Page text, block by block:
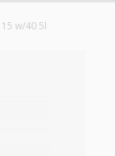
w/40 5l